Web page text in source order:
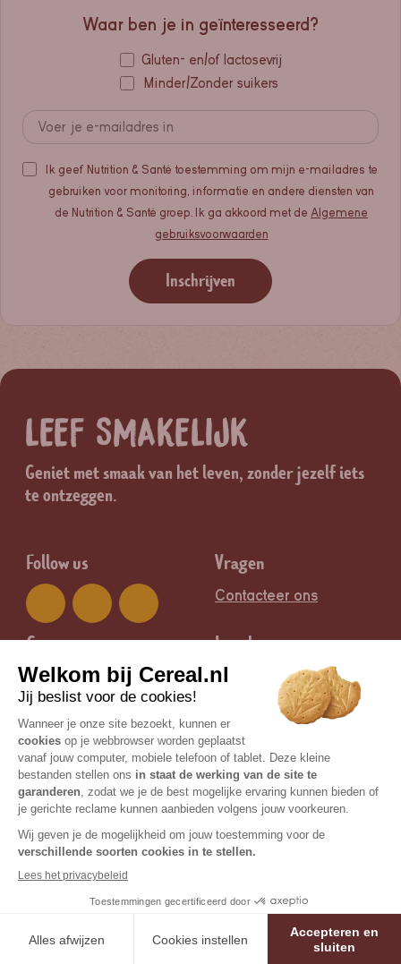
Waar ben je in geïnteresseerd?
Gluten- en/of lactosevrij
Minder/Zonder suikers
Ik geef Nutrition & Santé toestemming om mijn e-mailadres te
gebruiken voor monitoring, informatie en andere diensten van
de Nutrition & Santé groep. Ik ga akkoord met de Algemene
gebruiksvoorwaarden
Inschrijven
LEEF SMAKELIJK
Geniet met smaak van het leven, zonder jezelf iets
te ontzeggen.
Follow us Vragen
Contacteer ons
Groep
Nutrition & Santé
Legal
Juridische informatie
Certisys / BE-BIO-01 is de controlerende bioinstantie |
© Copyright 2026 Céréal